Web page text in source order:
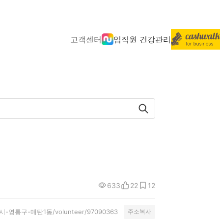
고객센터 임직원 건강관리
633 22 12
-영통구-매탄1동/volunteer/97090363 주소복사